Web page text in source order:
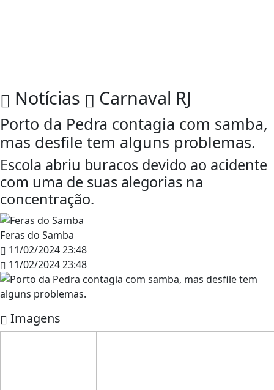
Notícias Carnaval RJ
Porto da Pedra contagia com samba,
mas desfile tem alguns problemas.
Escola abriu buracos devido ao acidente
com uma de suas alegorias na
concentração.
Feras do Samba
11/02/2024 23:48
11/02/2024 23:48
Imagens